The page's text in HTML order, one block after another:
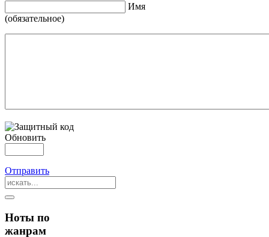
Имя
(обязательное)
Обновить
Отправить
Ноты по
жанрам